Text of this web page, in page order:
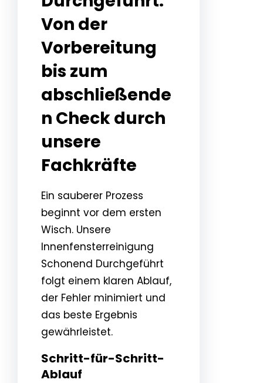
Von der
Vorbereitung
bis zum
abschließende
n Check durch
unsere
Fachkräfte
Ein sauberer Prozess
beginnt vor dem ersten
Wisch. Unsere
Innenfensterreinigung
Schonend Durchgeführt
folgt einem klaren Ablauf,
der Fehler minimiert und
das beste Ergebnis
gewährleistet.
Schritt-für-Schritt-
Ablauf